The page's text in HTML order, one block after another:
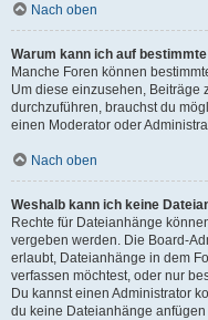
Nach oben
Warum kann ich auf
Manche Foren können
Um diese einzusehen, Beiträge
durchzuführen, brauchst du
einen Moderator oder
Nach oben
Weshalb kann ich keine
Rechte für Dateianhänge
vergeben werden. Die Board-
erlaubt, Dateianhänge in dem
verfassen möchtest, oder nur
Du kannst einen Administrator
du keine Dateianhänge anfügen